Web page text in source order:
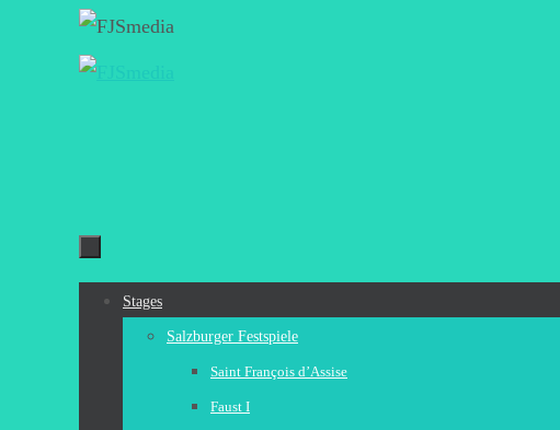
Zum
Stages
Salzburger Festspiele
Saint François d’Assise
Faust I